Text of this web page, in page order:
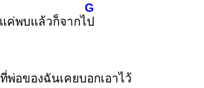
แค่พบแล้วก็จากไป
G
พ่อของฉันเคยบอกเอาไว้